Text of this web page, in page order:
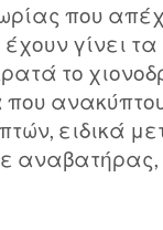
που
γίνει
το
ειδικά